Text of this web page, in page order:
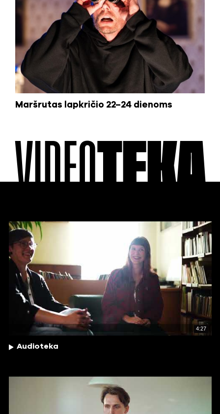
Maršrutas lapkričio 22–24 dienoms
VIDEOTEKA
4:27
Audioteka